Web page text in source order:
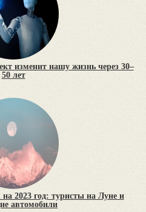
изменит нашу жизнь через 30–
50 лет
2023 год: туристы на Луне и
автомобили